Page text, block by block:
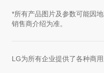
*所有产品图片及参数可能因
销售商介绍为准。